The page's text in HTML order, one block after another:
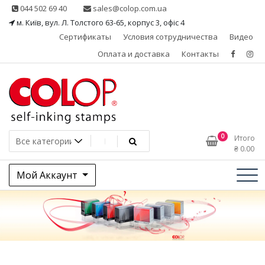
Skip 044 502 69 40
sales@colop.com.ua
м. Київ, вул. Л. Толстого 63-65, корпус 3, офіс 4
Сертификаты
Условия сотрудничества
Видео
Оплата и доставка
Контакты
КОЛОП – эксклюзивный
представитель в Украине
одного из ведущих
производителей
штемпельной продукции,
0
Итого
₴ 0.00
Мой Аккаунт